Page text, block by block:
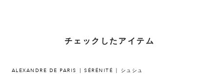
チェックしたアイテム
ALEXANDRE DE PARIS SÉRÉNITÉ シュシュ